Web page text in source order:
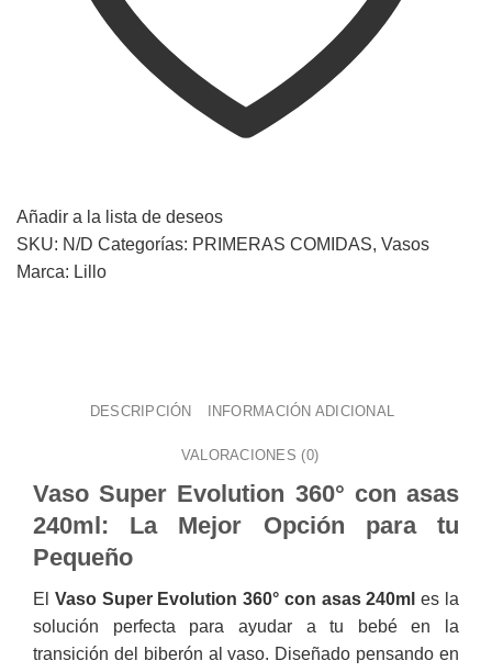
Añadir a la lista de deseos
SKU: N/D Categorías: PRIMERAS COMIDAS, Vasos
Marca: Lillo
DESCRIPCIÓN INFORMACIÓN ADICIONAL
VALORACIONES (0)
Vaso Super Evolution 360° con asas
240ml: La Mejor Opción para tu
Pequeño
El Vaso Super Evolution 360° con asas 240ml es la
solución perfecta para ayudar a tu bebé en la
transición del biberón al vaso. Diseñado pensando en